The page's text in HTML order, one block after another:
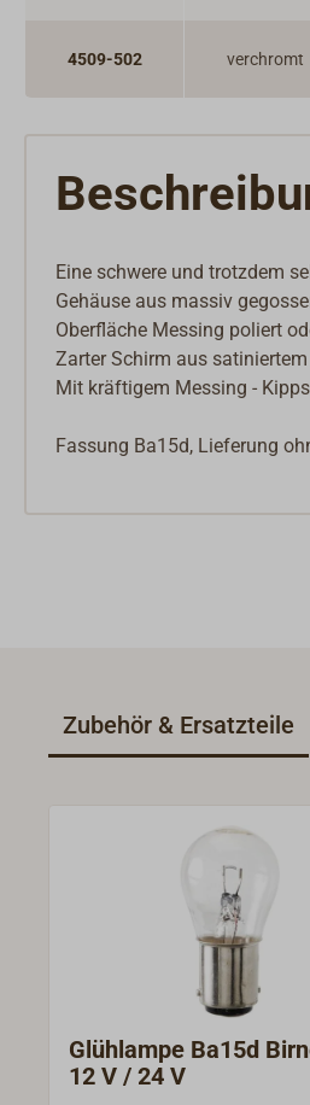
Möbelbeschläge
Riegel & Verschlüsse
Haken
4509-502 verchromt
Eine schwere und trotzdem
Gehäuse aus massiv
Oberfläche Messing poliert
Zarter Schirm aus satiniertem
Mit kräftigem Messing -
Fassung Ba15d, Lieferung
Zubehör & Ersatzteile
Glühlampe Ba15d
12 V / 24 V